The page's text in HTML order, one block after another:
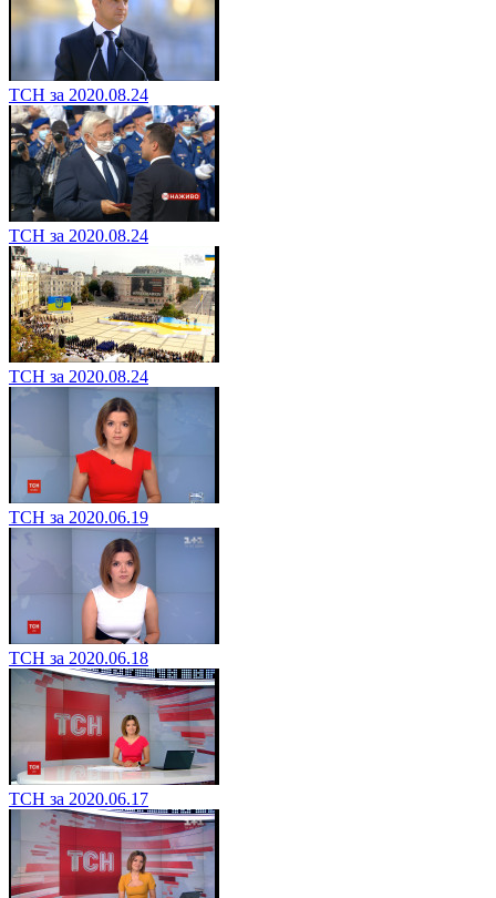
ТСН за 2020.08.24
ТСН за 2020.08.24
ТСН за 2020.08.24
ТСН за 2020.06.19
ТСН за 2020.06.18
ТСН за 2020.06.17